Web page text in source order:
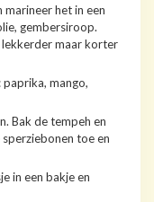
marineer het in een
gembersiroop.
lekkerder maar korter
mango,
Bak de tempeh en
toe en
in een bakje en